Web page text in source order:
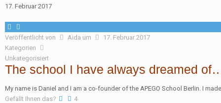
17. Februar 2017
Veröffentlicht von Aida um
17. Februar 2017
Kategorien
Unkategorisiert
The school I have always dreamed
My name is Daniel and I am a co-founder of the APEGO School Berlin. I
Gefällt Ihnen das?
4